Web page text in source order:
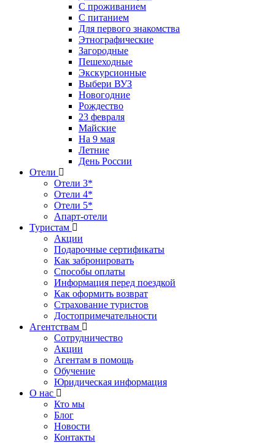
С проживанием
С питанием
Для первого знакомства
Этнографические
Загородные
Пешеходные
Экскурсионные
Выбери ВУЗ
Новогодние
Рождество
23 февраля
Майские
На 9 мая
Летние
День России
Отели
Отели 3*
Отели 4*
Отели 5*
Апарт-отели
Туристам
Акции
Подарочные сертификаты
Как забронировать
Способы оплаты
Информация перед поездкой
Как оформить возврат
Страхование туристов
Достопримечательности
Агентствам
Сотрудничество
Акции
Агентам в помощь
Обучение
Юридическая информация
О нас
Кто мы
Блог
Новости
Контакты